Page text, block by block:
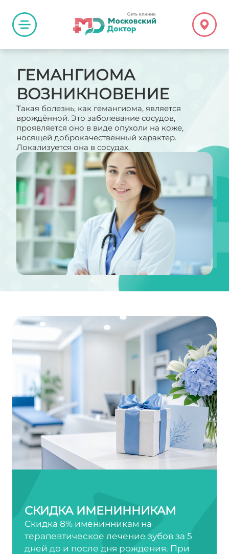
ГЕМАНГИОМА
ВОЗНИКНОВЕНИЕ
Такая болезнь, как гемангиома, является
врождённой. Это заболевание сосудов,
проявляется оно в виде опухоли на коже,
носящей доброкачественный характер.
Локализуется она в сосудах.
СКИДКА ИМЕНИННИКАМ
Скидка 8% именинникам на
терапевтическое лечение зубов за 5
дней до и после дня рождения. При